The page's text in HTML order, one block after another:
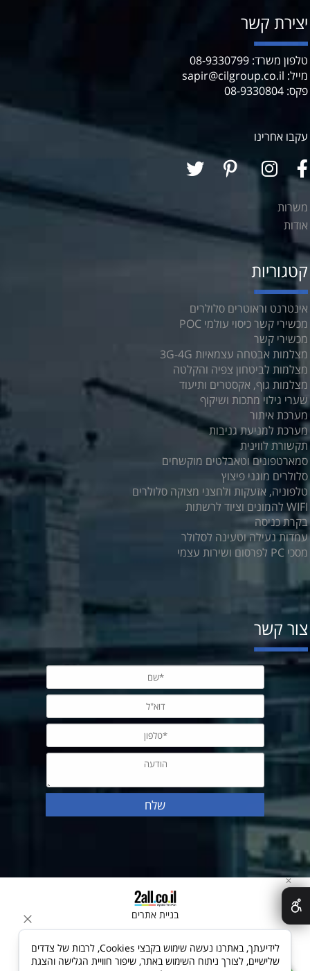
יצירת קשר
טלפון משרד: 08-9330799
מייל: sapir@cilgroup.co.il
פקס: 08-9330804
עקבו אחרינו
משרות
אודות
קטגוריות
אינטרנט וראוטרים סלולרים
מכשירי קשר כיסוי עולמי POC
מכשירי קשר
מצלמות אבטחה עצמאיות 3G-4G
מצלמות לביטחון צפיה והקלטה
מצלמות גוף, אקסטרים ותיעוד
שערי גילוי מתכות ושיקוף
מערכת איתור
מערכת למניעת גניבות
תקשורת לווינית
סמארטפונים וטאבלטים מוקשחים
סלולרים מוגני פיצוץ
טלפוניה, אזעקות ולחצני מצוקה סלולרים
WIFI להמונים וציוד לרשתות
בקרת כניסה
עמדות נעילה וטעינה לסלולר
מסכי PC לפרסום ושירות עצמי
צור קשר
בניית אתרים
✕
לידיעתך, באתרנו נעשה שימוש בקבצי Cookies, לרבות של צדדים
שלישיים, לצורך ניתוח השימוש באתר, שיפור חוויית הגלישה והצגת